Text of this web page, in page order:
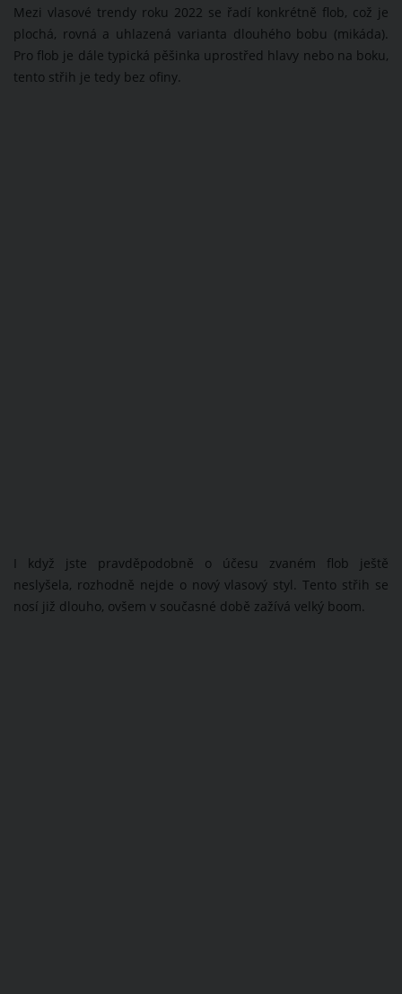
Mezi vlasové trendy roku 2022 se řadí konkrétně flob, což je
plochá, rovná a uhlazená varianta dlouhého bobu (mikáda).
Pro flob je dále typická pěšinka uprostřed hlavy nebo na boku,
tento střih je tedy bez ofiny.
I když jste pravděpodobně o účesu zvaném flob ještě
neslyšela, rozhodně nejde o nový vlasový styl. Tento střih se
nosí již dlouho, ovšem v současné době zažívá velký boom.